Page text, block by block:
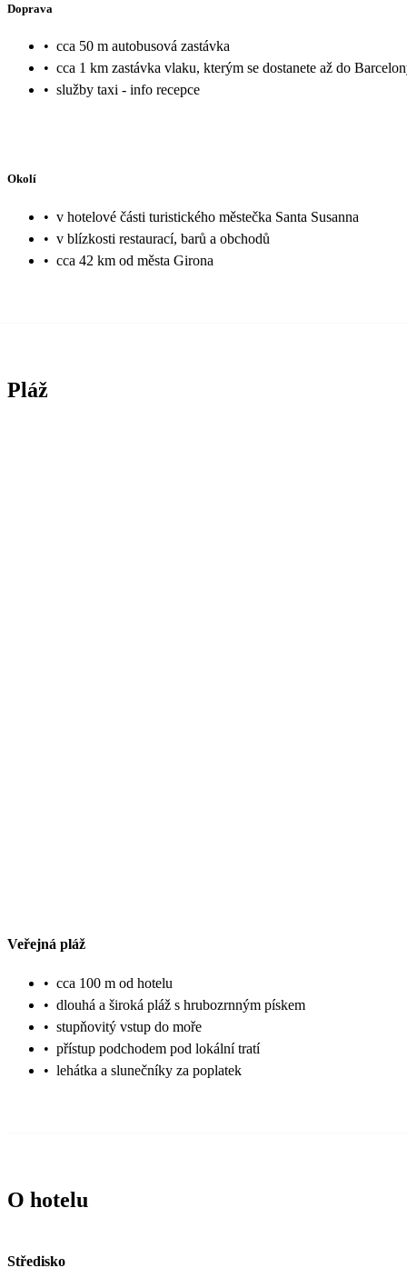
Doprava
• cca 50 m autobusová zastávka
• cca 1 km zastávka vlaku, kterým se dostanete až do
• služby taxi - info recepce
Okolí
• v hotelové části turistického městečka Santa Susanna
• v blízkosti restaurací, barů a obchodů
• cca 42 km od města Girona
Pláž
Veřejná pláž
• cca 100 m od hotelu
• dlouhá a široká pláž s hrubozrnným pískem
• stupňovitý vstup do moře
• přístup podchodem pod lokální tratí
• lehátka a slunečníky za poplatek
O hotelu
Středisko